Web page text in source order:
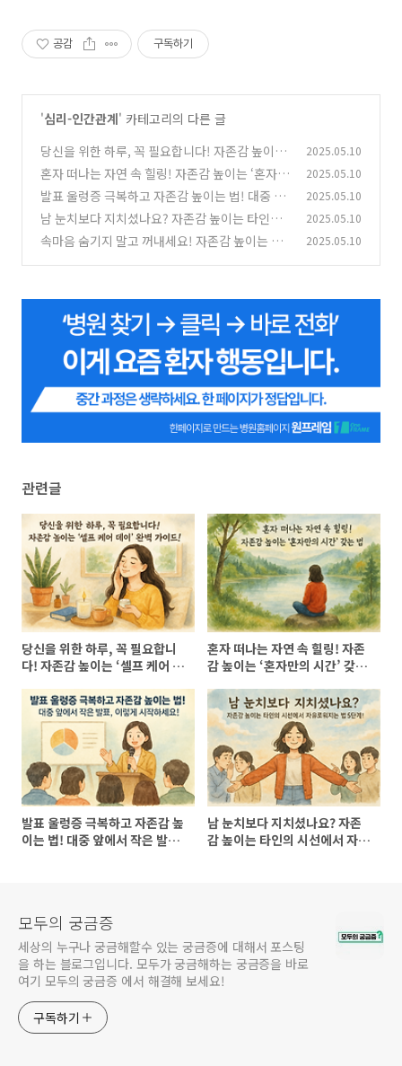
공감 구독하기
'심리-인간관계' 카테고리의 다른 글
당신을 위한 하루, 꼭 필요합니다! 자존감 높이는
‘셀프 케어 데이’ 완벽 가이드! (자존감 높이는 방
법, 자존감 수업, 자존감 향상, 자존감 회복) (0)
2025.05.10
혼자 떠나는 자연 속 힐링! 자존감 높이는 ‘혼자만
의 시간’ 갖는 법! (자존감 높이는 방법, 자존감 수
업, 자존감 향상, 자존감 회복) (0)
2025.05.10
발표 울렁증 극복하고 자존감 높이는 법! 대중 앞
에서 작은 발표, 이렇게 시작하세요! (자존감 높
이는 방법, 자존감 수업, 자존감 향상, 자존감 회
복)
2025.05.10
남 눈치보다 지치셨나요? 자존감 높이는 타인의
시선에서 자유로워지는 법 5단계! (자존감 높이
2025.05.10
속마음 숨기지 말고 꺼내세요! 자존감 높이는 솔
2025.05.10
관련글
당신을 위한 하루, 꼭 필요합니
다! 자존감 높이는 ‘셀프 케어 데
방법, 자존감 수업, 자존감 향상,
자존감 회복)
혼자 떠나는 자연 속 힐링! 자존
감 높이는 ‘혼자만의 시간’ 갖는
수업, 자존감 향상, 자존감 회복)
발표 울렁증 극복하고 자존감 높
이는 법! 대중 앞에서 작은 발표,
남 눈치보다 지치셨나요? 자존
감 높이는 타인의 시선에서 자유
모두의 궁금증
세상의 누구나 궁금해할수 있는 궁금증에 대해서 포스팅
을 하는 블로그입니다. 모두가 궁금해하는 궁금증을 바로
여기 모두의 궁금증 에서 해결해 보세요!
구독하기